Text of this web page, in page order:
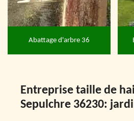
Abattage d'arbre 36
Entreprise taille de
Sepulchre 36230: